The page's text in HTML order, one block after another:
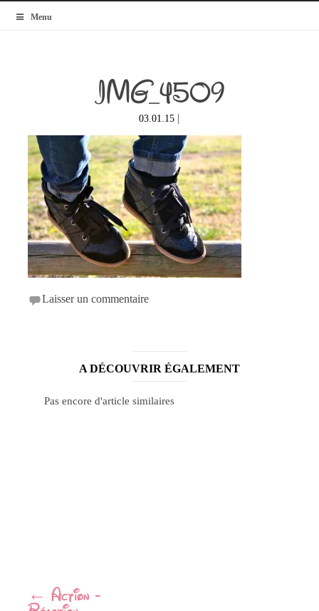
Menu
MyBlogMode
IMG_4509
03.01.15 |
Laisser un commentaire
A DÉCOUVRIR ÉGALEMENT
Pas encore d'article similaires
Navigation
← Action ->